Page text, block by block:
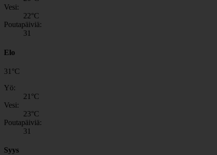
Vesi:
22°C
Poutapäiviä:
31
Elo
31 °C
Yö:
21 °C
Vesi:
23°C
Poutapäiviä:
31
Syys